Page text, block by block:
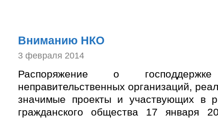
Вниманию НКО
3 февраля 2014
Распоряжение о господдержке
неправительственных организаций,
значимые проекты и участвующих в
гражданского общества 17 января